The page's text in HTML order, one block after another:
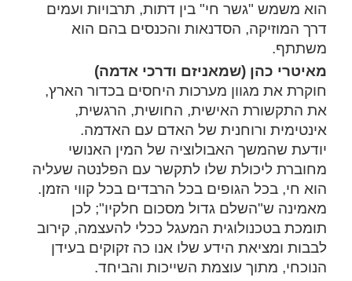
הוא משמש "גשר חי" בין דתות, תרבויות ועמים
דרך המוזיקה, הסדנאות והכנסים בהם הוא
משתתף.
מאיטרי כהן (שמאניזם ודרכי אדמה)
חוקרת את מגוון מערכות היחסים בכדור הארץ,
את התקשורת האישית, החושית, הרגשית,
אינטימית ורוחנית של האדם עם האדמה.
יודעת שהמשך האבולוציה של המין האנושי
מחוברת ליכולת שלו לתקשר עם הפלנטה שעליה
הוא חי, בכל הגופים בכל הרבדים בכל קווי הזמן.
מאמינה ש"השלם גדול מסכום חלקיו"; לכן
תומכת בטכנולוגית המעגל ככלי להעצמה, קירוב
לבבות ומציאת הידע שלו אנו כה זקוקים בעידן
הנוכחי, מתוך עוצמת השייכות והביחד.